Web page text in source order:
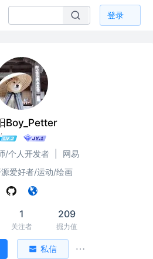
登录
Boy_Petter
/个人开发者
网易
爱好者/运动/绘画
1
关注者
209
掘力值
私信